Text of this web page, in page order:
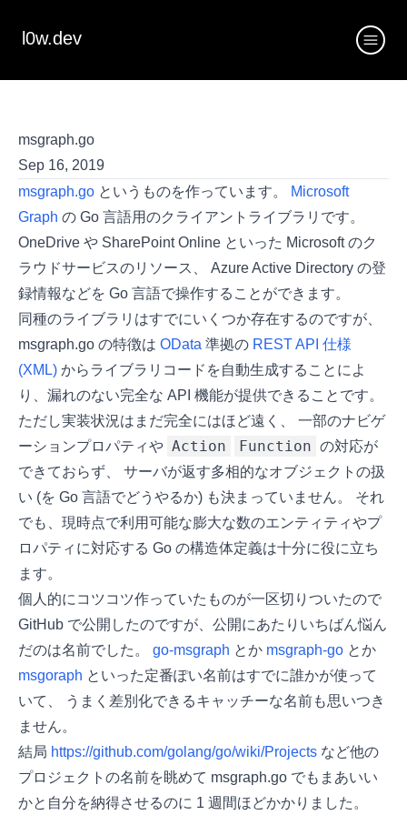
l0w.dev
msgraph.go
Sep 16, 2019
msgraph.go というものを作っています。
Microsoft
Graph の Go 言語用のクライアントライブラリです。
OneDrive や SharePoint Online といった Microsoft のク
ラウドサービスのリソース、 Azure Active Directory の登
録情報などを Go 言語で操作することができます。
同種のライブラリはすでにいくつか存在するのですが、
msgraph.go の特徴は OData 準拠の REST API 仕様
(XML) からライブラリコードを自動生成することによ
り、漏れのない完全な API 機能が提供できることです。
ただし実装状況はまだ完全にはほど遠く、 一部のナビゲ
ーションプロパティや Action Function の対応が
できておらず、 サーバが返す多相的なオブジェクトの扱
い (を Go 言語でどうやるか) も決まっていません。 それ
でも、現時点で利用可能な膨大な数のエンティティやプ
ロパティに対応する Go の構造体定義は十分に役に立ち
ます。
個人的にコツコツ作っていたものが一区切りついたので
GitHub で公開したのですが、公開にあたりいちばん悩ん
だのは名前でした。 go-msgraph とか msgraph-go とか
msgoraph といった定番ぽい名前はすでに誰かが使って
いて、 うまく差別化できるキャッチーな名前も思いつき
ません。
結局 https://github.com/golang/go/wiki/Projects など他の
プロジェクトの名前を眺めて msgraph.go でもまあいい
かと自分を納得させるのに 1 週間ほどかかりました。